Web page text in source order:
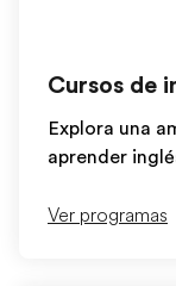
Cursos de
Explora una
aprender
Ver programas